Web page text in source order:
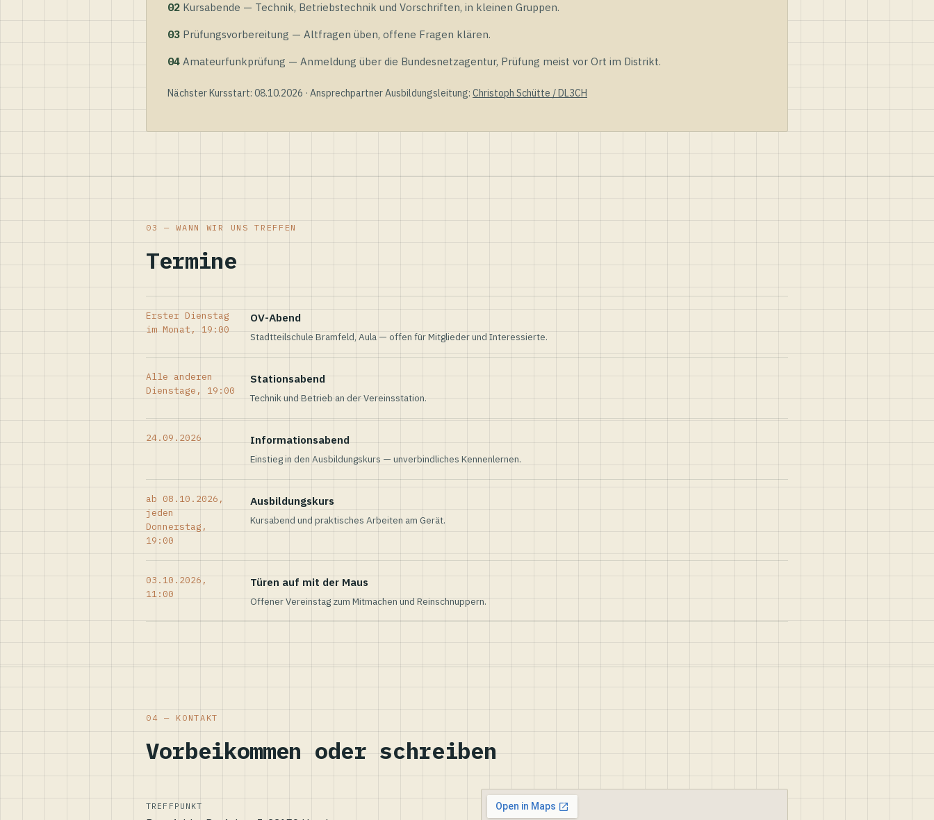
02 Kursabende — Technik, Betriebstechnik und Vorschriften, in kleinen Gruppen.
03 Prüfungsvorbereitung — Altfragen üben, offene Fragen klären.
04 Amateurfunkprüfung — Anmeldung über die Bundesnetzagentur, Prüfung meist vor Ort im Distrikt.
Nächster Kursstart: 08.10.2026 · Ansprechpartner Ausbildungsleitung: Christoph Schütte / DL3CH
03 — WANN WIR UNS TREFFEN
Termine
Erster Dienstag
im Monat, 19:00
OV-Abend
Stadtteilschule Bramfeld, Aula — offen für Mitglieder und Interessierte.
Alle anderen
Dienstage, 19:00
Stationsabend
Technik und Betrieb an der Vereinsstation.
24.09.2026 Informationsabend
Einstieg in den Ausbildungskurs — unverbindliches Kennenlernen.
ab 08.10.2026,
jeden
Donnerstag,
19:00
Ausbildungskurs
Kursabend und praktisches Arbeiten am Gerät.
03.10.2026,
11:00
Türen auf mit der Maus
Offener Vereinstag zum Mitmachen und Reinschnuppern.
04 — KONTAKT
Vorbeikommen oder schreiben
TREFFPUNKT